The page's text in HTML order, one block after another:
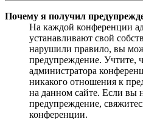
Почему я получил
На каждой конференции
устанавливают свой
нарушили правило, вы
предупреждение. Учтите,
администратора
никакого отношения к
на данном сайте. Если вы
предупреждение,
конференции.